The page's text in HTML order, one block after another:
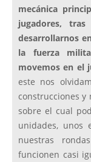
mecánica
jugadores,
desarrollarnos
la fuerza
movemos en el
este nos
construcciones
sobre el cual
unidades, unos
nuestras
funcionen casi